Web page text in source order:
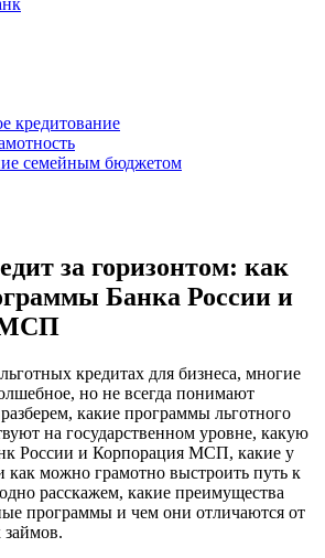
кредитование
семейным бюджетом
за горизонтом: как
Банка России и
МСП
кредитах для бизнеса, многие
но не всегда понимают
какие программы льготного
на государственном уровне, какую
России и Корпорация МСП, какие у
как можно грамотно выстроить путь к
расскажем, какие преимущества
программы и чем они отличаются от